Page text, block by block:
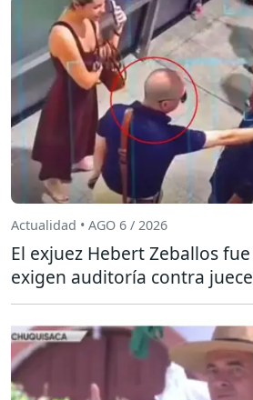
Actualidad • AGO 6 / 2026
El exjuez Hebert Zeballos
exigen auditoría contra